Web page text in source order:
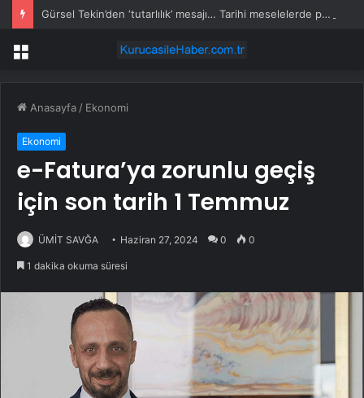
Gürsel Tekin’den ‘tutarlılık’ mesajı… Tarihi meselelerde pusula net olmalı
Menü
Anasayfa / Ekonomi
Ekonomi
e-Fatura’ya zorunlu geçiş
için son tarih 1 Temmuz
ÜMİT SAVĞA Haziran 27, 2024 0 0
1 dakika okuma süresi